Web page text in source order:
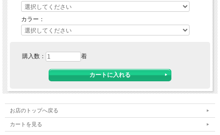
カラー：
購入数： 着
お店のトップへ戻る
カートを見る